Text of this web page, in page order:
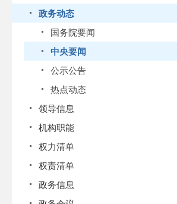
政务动态
国务院要闻
中央要闻
公示公告
热点动态
领导信息
机构职能
权力清单
权责清单
政务信息